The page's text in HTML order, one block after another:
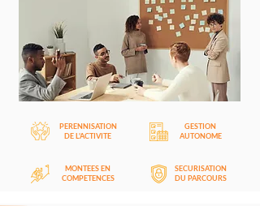
PERENNISATION
DE L'ACTIVITE
GESTION
AUTONOME
MONTEES EN
COMPETENCES
SECURISATION
DU PARCOURS